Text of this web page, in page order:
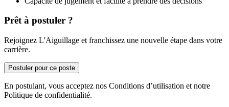
Prêt à postuler ?
Rejoignez L'Aiguillage et franchissez une nouvelle étape dans votre
carrière.
Postuler pour ce poste
En postulant, vous acceptez nos Conditions d’utilisation et notre
Politique de confidentialité.